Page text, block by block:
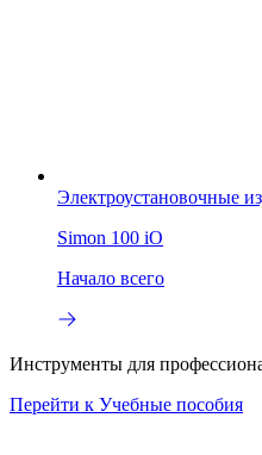
Электроустановочные
Simon 100 iO
Начало всего
Инструменты для
Перейти к Учебные пособия